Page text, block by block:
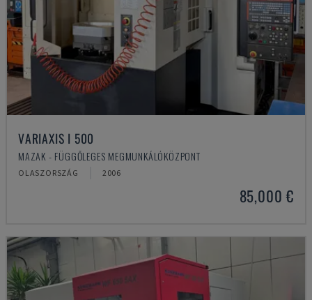
VARIAXIS I 500
MAZAK - FÜGGŐLEGES MEGMUNKÁLÓKÖZPONT
OLASZORSZÁG 2006
85,000 €